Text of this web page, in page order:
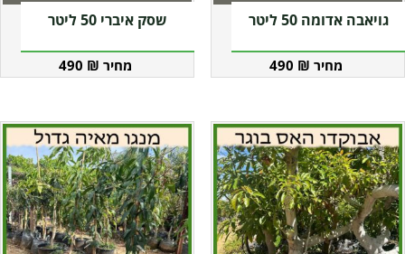
גויאבה אדומה 50 ליטר
490 ₪
שסק איברי 50 ליטר
490 ₪